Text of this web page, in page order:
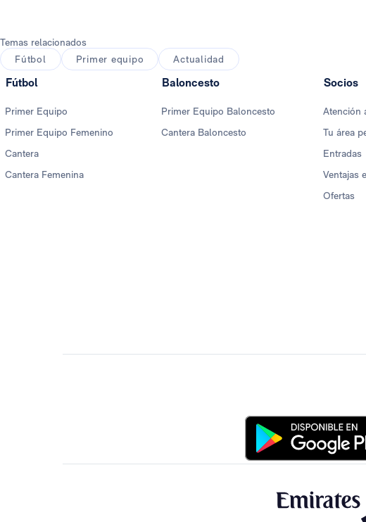
Temas relacionados
Fútbol
Primer equipo Actualidad
Fútbol
Primer Equipo
Primer Equipo Femenino
Cantera
Cantera Femenina
Baloncesto
Primer Equipo Baloncesto
Cantera Baloncesto
Socios
Atención
Tu área
Entradas
Ventajas
Ofertas